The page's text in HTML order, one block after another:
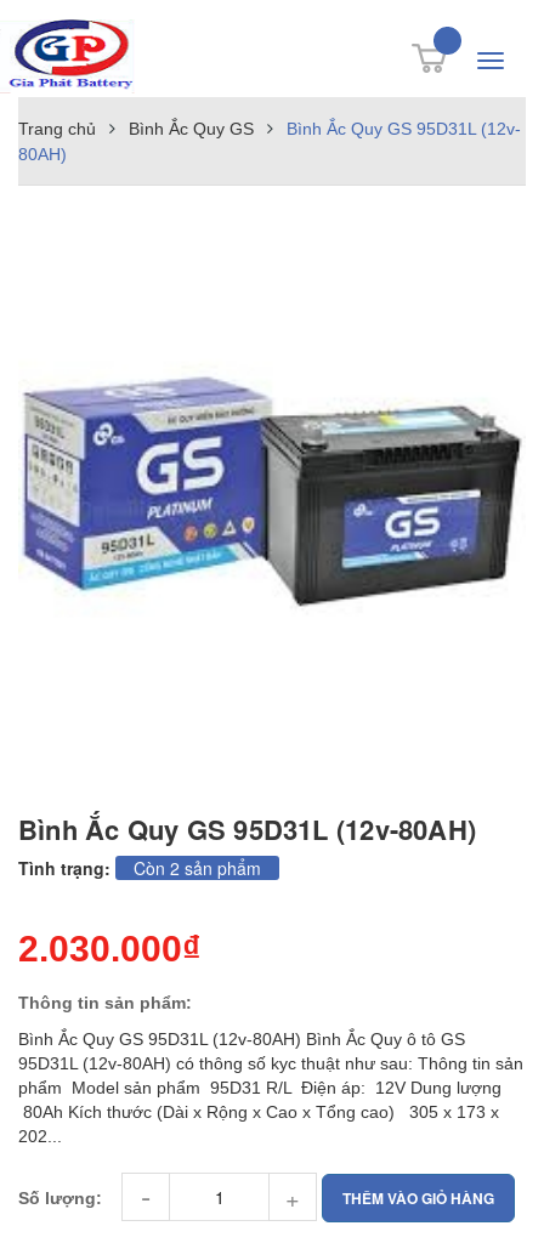
Toggle
Trang chủ Bình Ắc Quy GS
Bình Ắc Quy GS 95D31L (12v-
80AH)
Bình Ắc Quy GS 95D31L (12v-80AH)
Tình trạng: Còn 2 sản phẩm
2.030.000₫
Thông tin sản phẩm:
Bình Ắc Quy GS 95D31L (12v-80AH) Bình Ắc Quy ô tô GS
95D31L (12v-80AH) có thông số kyc thuật như sau: Thông tin sản
phẩm Model sản phẩm 95D31 R/L Điện áp: 12V Dung lượng
80Ah Kích thước (Dài x Rộng x Cao x Tổng cao) 305 x 173 x
202...
Số lượng: - + THÊM VÀO GIỎ HÀNG